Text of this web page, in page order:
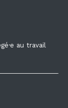
au travail